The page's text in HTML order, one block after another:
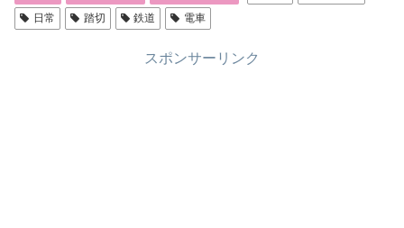
日常
踏切 鉄道 電車
スポンサーリンク